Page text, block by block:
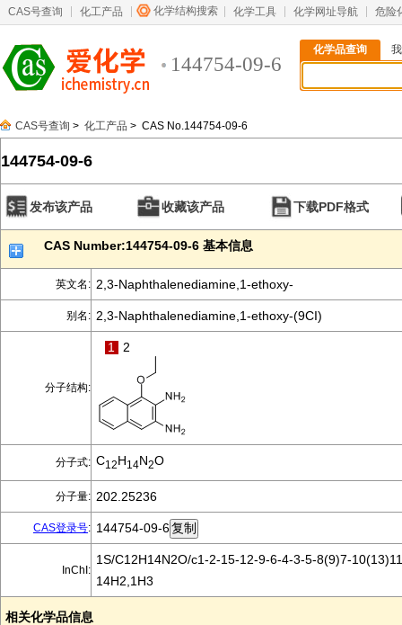
CAS号查询 化工产品 化学结构搜索 化学工具 化学网址导航 危险
144754-09-6
化学品查询
CAS号查询 > 化工产品 > CAS No.144754-09-6
144754-09-6
发布该产品 收藏该产品 下载PDF格式
CAS Number:144754-09-6 基本信息
英文名: 2,3-Naphthalenediamine,1-ethoxy-
别名: 2,3-Naphthalenediamine,1-ethoxy-(9CI)
分子结构:
1 2
分子式: C12H14N2O
分子量: 202.25236
CAS登录号: 144754-09-6
InChI:
1S/C12H14N2O/c1-2-15-12-9-6-4-3-5-8(9)7-
14H2,1H3
相关化学品信息